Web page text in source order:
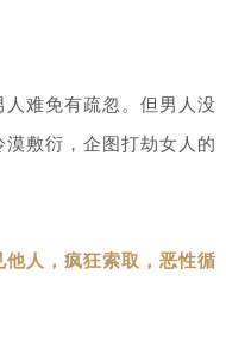
难免有疏忽。但男人没
敷衍，企图打劫女人的
人，疯狂索取，恶性循